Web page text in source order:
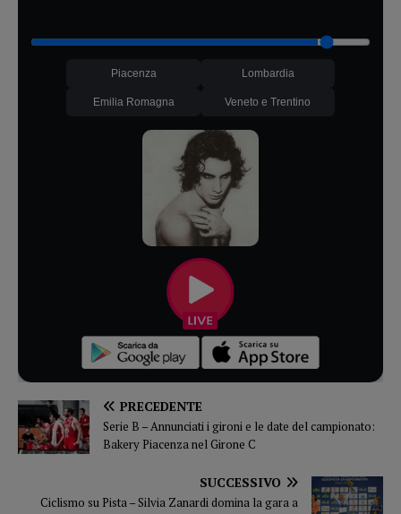
Piacenza Lombardia
Emilia Romagna Veneto e Trentino
PRECEDENTE
Serie B – Annunciati i gironi e le date del campionato:
Bakery Piacenza nel Girone C
SUCCESSIVO
Ciclismo su Pista – Silvia Zanardi domina la gara a